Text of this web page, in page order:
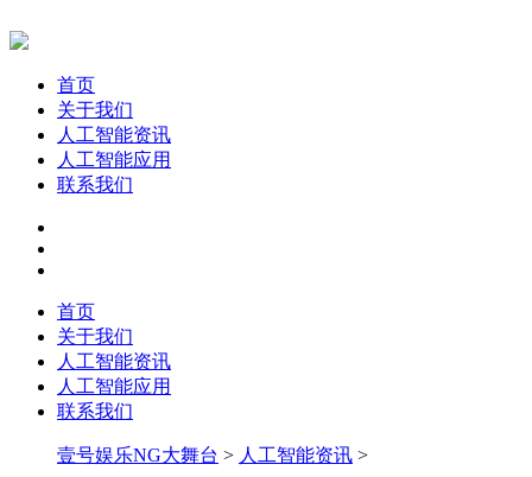
首页
关于我们
人工智能资讯
人工智能应用
联系我们
首页
关于我们
人工智能资讯
人工智能应用
联系我们
壹号娱乐NG大舞台 > 人工智能资讯 >